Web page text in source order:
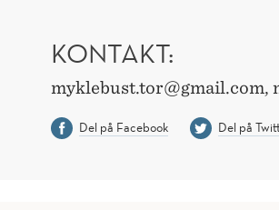
KONTAKT:
myklebust.tor@gmail.com,
Del på Facebook Del på